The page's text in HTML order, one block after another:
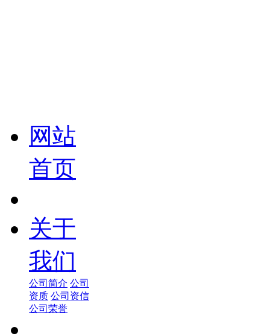
网站
首页
关于
我们
公司简介 公司
资质 公司资信
公司荣誉